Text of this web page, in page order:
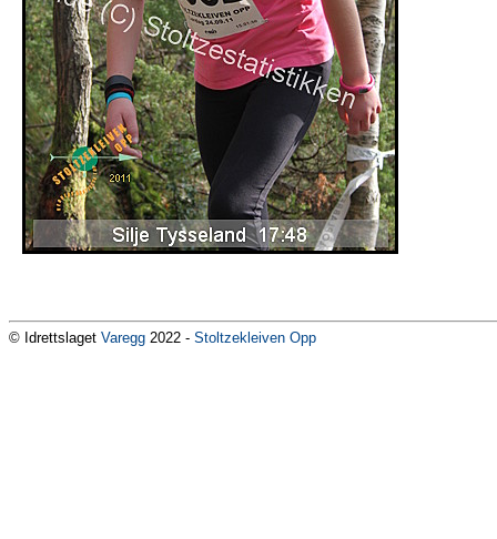
© Idrettslaget Varegg 2022 - Stoltzekleiven Opp